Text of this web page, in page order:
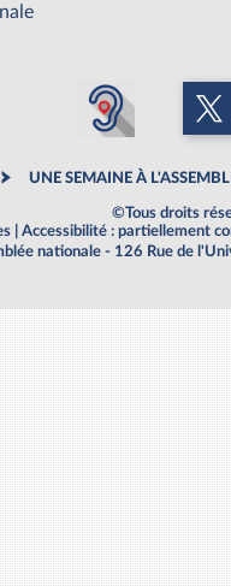
UNE SEMAINE À
©Tous droits
Accessibilité : partiellement
nationale - 126 Rue de